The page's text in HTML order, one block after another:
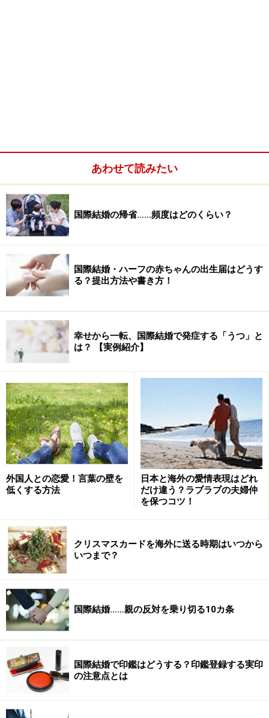
あわせて読みたい
国際結婚の帰省……頻度はどのくらい？
国際結婚・ハーフの赤ちゃんの出生届はどうす
る？提出方法や書き方！
幸せから一転、国際結婚で発症する「うつ」と
は？ 【実例紹介】
外国人との恋愛！言葉の壁を
低くする方法
日本と海外の愛情表現はどれ
だけ違う？ラブラブの夫婦仲
を保つコツ！
クリスマスカードを海外に送る時期はいつから
いつまで？
国際結婚……親の反対を乗り切る10カ条
国際結婚で印鑑はどうする？印鑑登録する実印
の注意点とは